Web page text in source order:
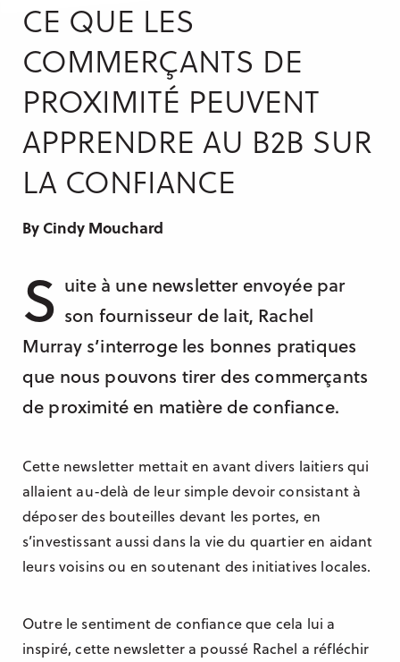
CE QUE LES
COMMERÇANTS DE
PROXIMITÉ PEUVENT
APPRENDRE AU B2B SUR
LA CONFIANCE
By Cindy Mouchard
S uite à une newsletter envoyée par
son fournisseur de lait, Rachel
Murray s’interroge les bonnes pratiques
que nous pouvons tirer des commerçants
de proximité en matière de confiance.
Cette newsletter mettait en avant divers laitiers qui
allaient au-delà de leur simple devoir consistant à
déposer des bouteilles devant les portes, en
s’investissant aussi dans la vie du quartier en aidant
leurs voisins ou en soutenant des initiatives locales.
Outre le sentiment de confiance que cela lui a
inspiré, cette newsletter a poussé Rachel a réfléchir